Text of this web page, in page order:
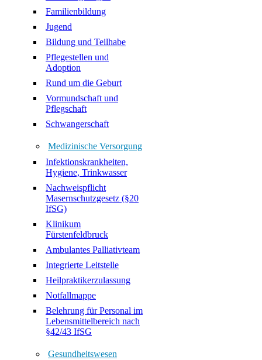
Familienbildung
Jugend
Bildung und Teilhabe
Pflegestellen und
Adoption
Rund um die Geburt
Vormundschaft und
Pflegschaft
Schwangerschaft
Medizinische Versorgung
Infektionskrankheiten,
Hygiene, Trinkwasser
Nachweispflicht
Masernschutzgesetz (§20
IfSG)
Klinikum
Fürstenfeldbruck
Ambulantes Palliativteam
Integrierte Leitstelle
Heilpraktikerzulassung
Notfallmappe
Belehrung für Personal im
Lebensmittelbereich nach
§42/43 IfSG
Gesundheitswesen